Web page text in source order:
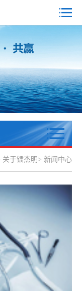
关于镭杰明 > 新闻中心